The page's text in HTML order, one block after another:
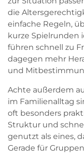
die
einfache Regeln,
kurze Spielrunden
führen schnell zu
dagegen mehr
und
Achte außerdem
im Familienalltag
oft besonders
Struktur und
genutzt als eines,
Gerade für